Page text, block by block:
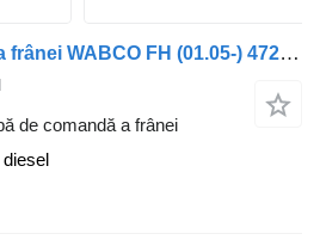
Supapă de comandă a frânei WABCO FH (01.05-) 4728800040 pentru cap tractor Volvo FH12, FH16, NH12, FH, VNL780 (1993-2014)
de comandă a frânei
diesel